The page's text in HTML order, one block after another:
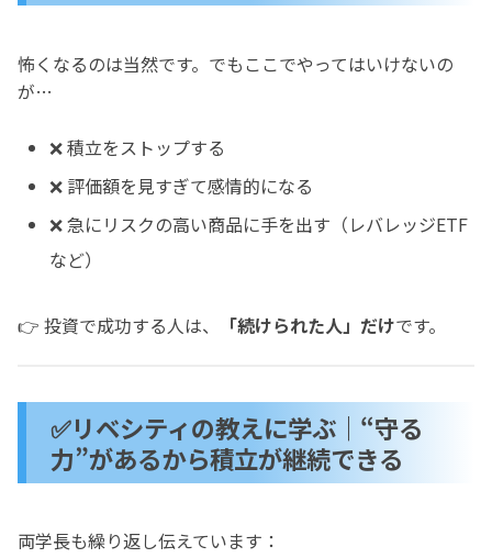
怖くなるのは当然です。でもここでやってはいけないの
が…
❌ 積立をストップする
❌ 評価額を見すぎて感情的になる
❌ 急にリスクの高い商品に手を出す（レバレッジETF
など）
👉 投資で成功する人は、 「続けられた人」だけです。
✅リベシティの教えに学ぶ｜“守る
力”があるから積立が継続できる
両学長も繰り返し伝えています：